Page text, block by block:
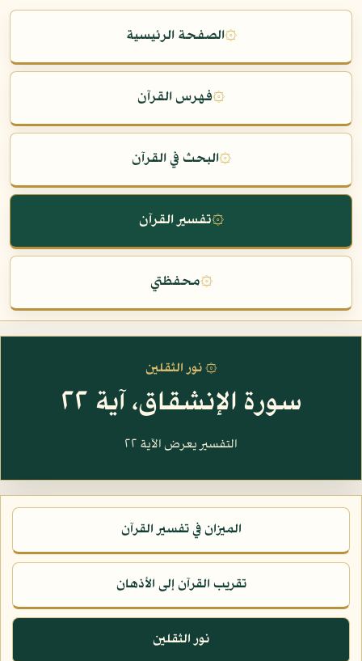
۞الصفحة الرئيسية
۞فهرس القرآن
۞البحث في القرآن
۞تفسير القرآن
۞محفظتي
۞ نور الثقلين
سورة الإنشقاق، آية ٢٢
التفسير يعرض الآية ٢٢
الميزان في تفسير القرآن
تقريب القرآن إلى الأذهان
نور الثقلين